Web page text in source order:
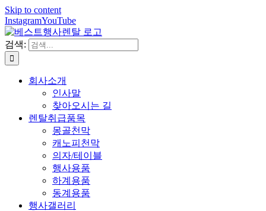
Skip to content
InstagramYouTube
검색:
회사소개
인사말
찾아오시는 길
렌탈취급품목
몽골천막
캐노피천막
의자/테이블
행사용품
하계용품
동계용품
행사갤러리